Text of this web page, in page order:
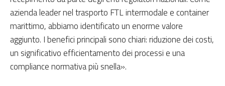
azienda leader nel trasporto FTL intermodale e container
marittimo, abbiamo identificato un enorme valore
aggiunto. I benefici principali sono chiari: riduzione dei costi,
un significativo efficientamento dei processi e una
compliance normativa più snella».